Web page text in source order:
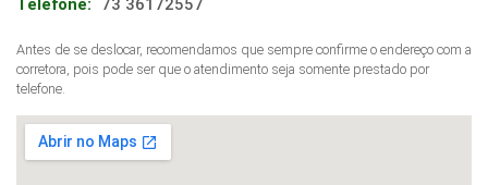
Telefone:
73 36172557
Antes de se deslocar, recomendamos que sempre confirme o endereço com a
corretora, pois pode ser que o atendimento seja somente prestado por
telefone.